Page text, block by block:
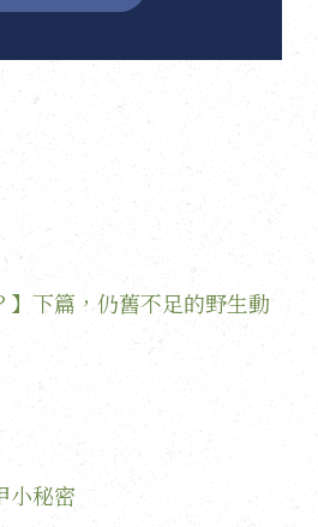
】下篇，仍舊不足的野生動
小秘密